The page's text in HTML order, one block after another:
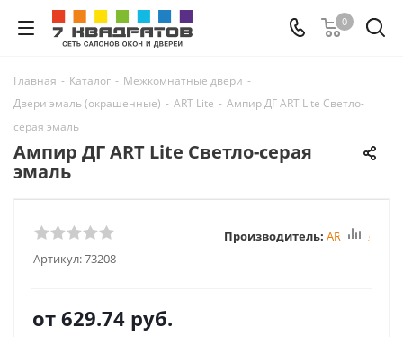
0
Главная - Каталог - Межкомнатные двери -
Двери эмаль (окрашенные) - ART Lite - Ампир ДГ ART Lite Светло-
серая эмаль
Ампир ДГ ART Lite Светло-серая
эмаль
Артикул:73208
Производитель: ART Lite
от 629.74 руб.